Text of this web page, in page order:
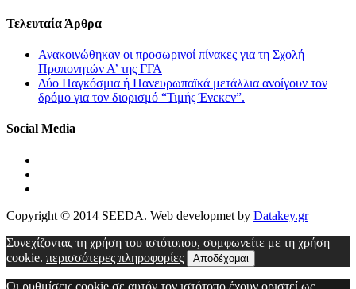
Τελευταία Άρθρα
Ανακοινώθηκαν οι προσωρινοί πίνακες για τη Σχολή
Προπονητών Α’ της ΓΓΑ
Δύο Παγκόσμια ή Πανευρωπαϊκά μετάλλια ανοίγουν τον
δρόμο για τον διορισμό “Τιμής Ένεκεν”.
Social Media
Copyright © 2014 SEEDA. Web developmet by Datakey.gr
Συνεχίζοντας τη χρήση του ιστότοπου, συμφωνείτε με τη χρήση
cookie. περισσότερες πληροφορίες Αποδέχομαι
Οι ρυθμίσεις cookie σε αυτόν τον ιστότοπο έχουν οριστεί ως